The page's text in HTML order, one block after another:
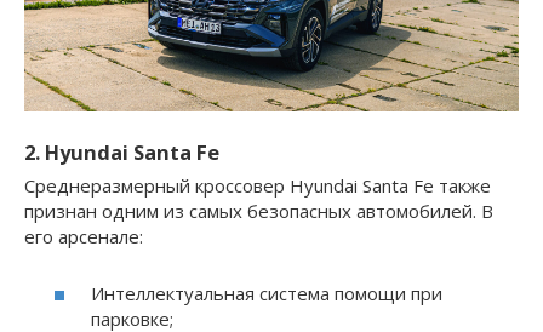
2. Hyundai Santa Fe
Среднеразмерный кроссовер Hyundai Santa Fe также
признан одним из самых безопасных автомобилей. В
его арсенале:
Интеллектуальная система помощи при
парковке;